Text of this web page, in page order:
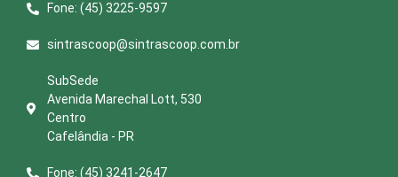
Fone: (45) 3225-9597
sintrascoop@sintrascoop.com.br
SubSede
Avenida Marechal Lott, 530
Centro
Cafelândia - PR
Fone: (45) 3241-2647